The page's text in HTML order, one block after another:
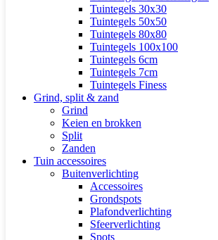
Tuintegels 30x30
Tuintegels 50x50
Tuintegels 80x80
Tuintegels 100x100
Tuintegels 6cm
Tuintegels 7cm
Tuintegels Finess
Grind, split & zand
Grind
Keien en brokken
Split
Zanden
Tuin accessoires
Buitenverlichting
Accessoires
Grondspots
Plafondverlichting
Sfeerverlichting
Spots